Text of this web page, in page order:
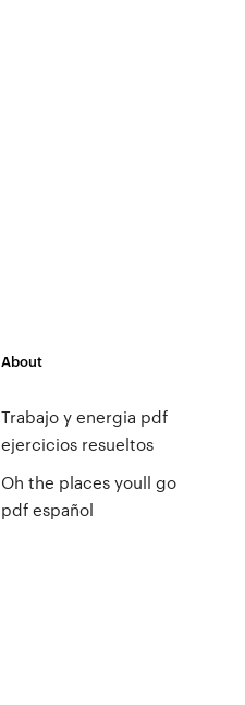
About
Trabajo y energia pdf
ejercicios resueltos
Oh the places youll go
pdf español